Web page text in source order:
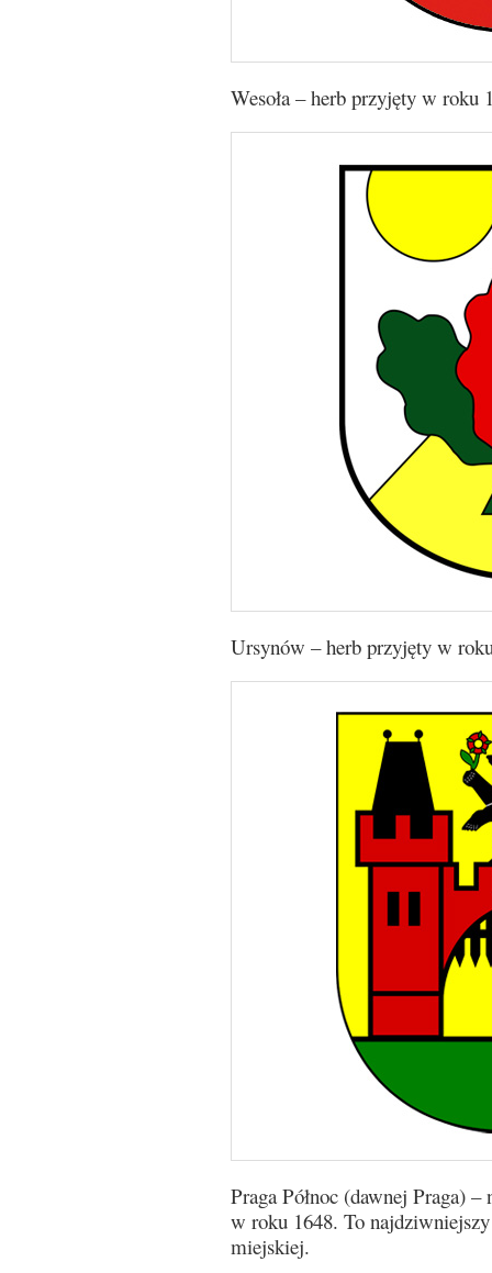
Wesoła – herb przyjęty w roku
Ursynów – herb przyjęty w
Praga Północ (dawnej Praga) –
w roku 1648. To
miejskiej.